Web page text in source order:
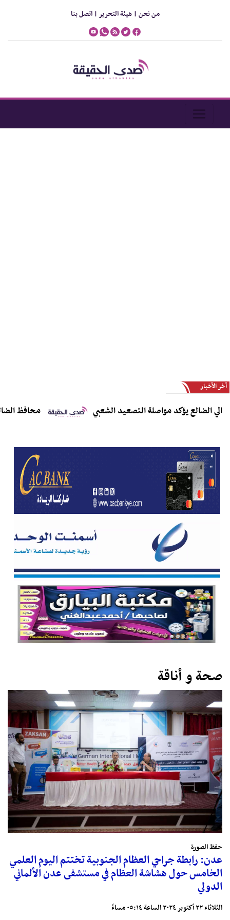
من نحن |هيئة التحرير |اتصل بنا
أخر الأخبار
يؤكد مواصلة التصعيد الشعبي محافظ الضالع
صحة و أناقة
حفظ الصورة
عدن: رابطة جراحي العظام الجنوبية تختتم اليوم العلمي
الخامس حول هشاشة العظام في مستشفى عدن الألماني
الدولي
الثلاثاء ٢٢ أكتوبر ٢٠٢٤ الساعة ٠٥:١٤ مساءً